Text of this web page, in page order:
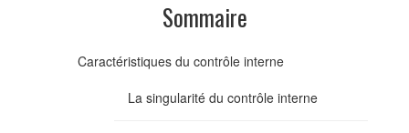
Sommaire
Caractéristiques du contrôle interne
La singularité du contrôle interne